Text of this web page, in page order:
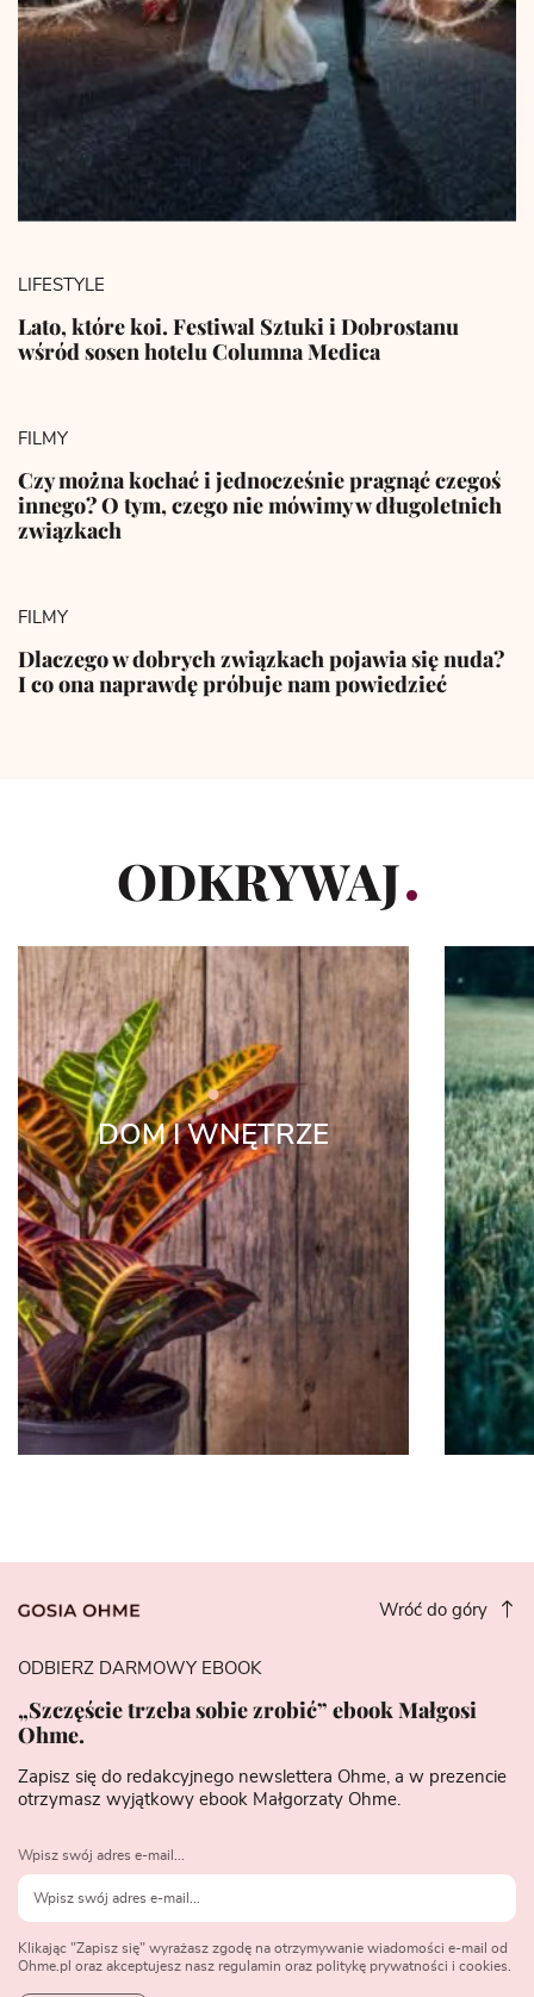
LIFESTYLE
Lato, które koi. Festiwal Sztuki i Dobrostanu
wśród sosen hotelu Columna Medica
FILMY
Czy można kochać i jednocześnie pragnąć czegoś
innego? O tym, czego nie mówimy w długoletnich
związkach
FILMY
Dlaczego w dobrych związkach pojawia się nuda?
I co ona naprawdę próbuje nam powiedzieć
ODKRYWAJ
DOM I WNĘTRZE
Wróć do góry
ODBIERZ DARMOWY EBOOK
„Szczęście trzeba sobie zrobić” ebook Małgosi
Ohme.
Zapisz się do redakcyjnego newslettera Ohme, a w prezencie
otrzymasz wyjątkowy ebook Małgorzaty Ohme.
Wpisz swój adres e-mail...
Klikając "Zapisz się" wyrażasz zgodę na otrzymywanie wiadomości e-mail od
Ohme.pl oraz akceptujesz nasz regulamin oraz politykę prywatności i cookies.